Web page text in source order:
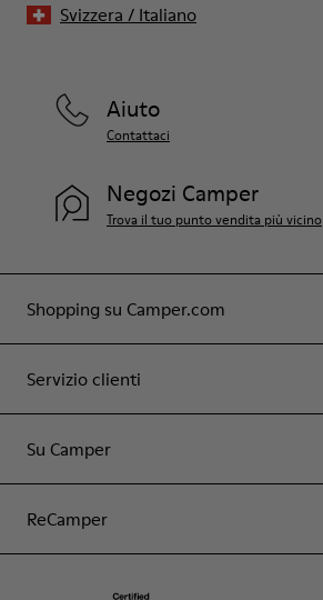
Shopping su Camper.com
Servizio clienti
Su Camper
ReCamper
Aiuto
Contattaci
Negozi Camper
Trova il tuo punto vendita più vicino
Svizzera / Italiano